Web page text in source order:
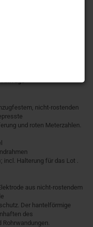
Anfrage
nicht-rostenden
und roten Meterzahlen.
incl. Halterung für das Lot .
aus nicht-rostendem
Der hantelförmige
des
Rohrwandungen.